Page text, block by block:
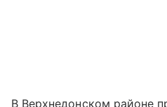
В Верхнедонском районе